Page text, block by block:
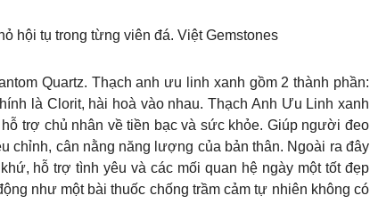
hội tụ trong từng viên đá. Việt Gemstones
Quartz. Thạch anh ưu linh xanh gồm 2 thành phần:
là Clorit, hài hoà vào nhau. Thạch Anh Ưu Linh xanh
trợ chủ nhân về tiền bạc và sức khỏe. Giúp người đeo
chỉnh, cân nằng năng lượng của bản thân. Ngoài ra đây
hỗ trợ tình yêu và các mối quan hệ ngày một tốt đẹp
như một bài thuốc chống trầm cảm tự nhiên không có